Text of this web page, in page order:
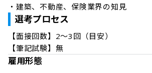
・建築、不動産、保険業界の知見
選考プロセス
【面接回数】2～3回（目安）
【筆記試験】無
雇用形態